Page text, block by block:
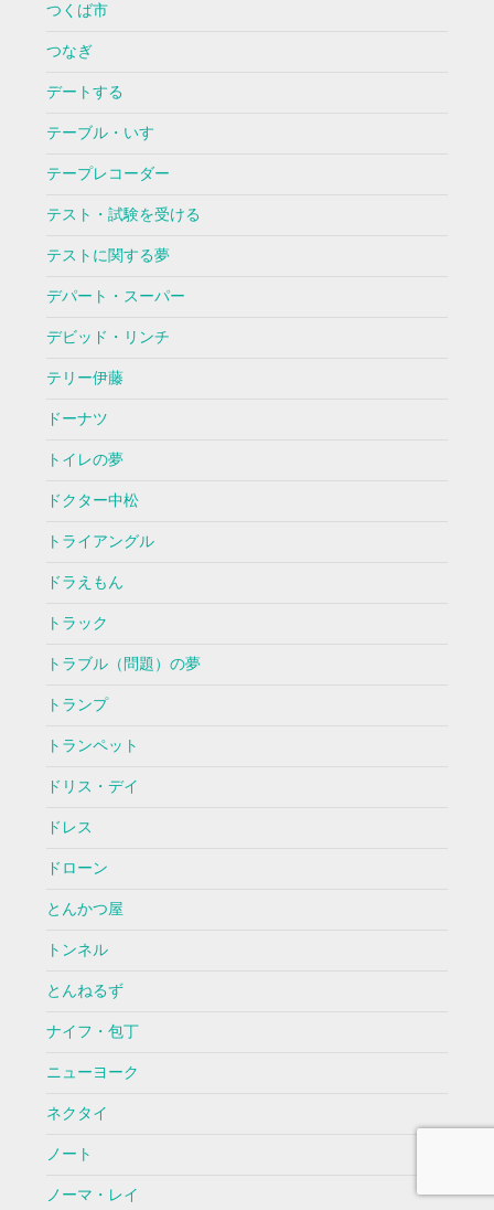
つくば市
つなぎ
デートする
テーブル・いす
テープレコーダー
テスト・試験を受ける
テストに関する夢
デパート・スーパー
デビッド・リンチ
テリー伊藤
ドーナツ
トイレの夢
ドクター中松
トライアングル
ドラえもん
トラック
トラブル（問題）の夢
トランプ
トランペット
ドリス・デイ
ドレス
ドローン
とんかつ屋
トンネル
とんねるず
ナイフ・包丁
ニューヨーク
ネクタイ
ノート
ノーマ・レイ